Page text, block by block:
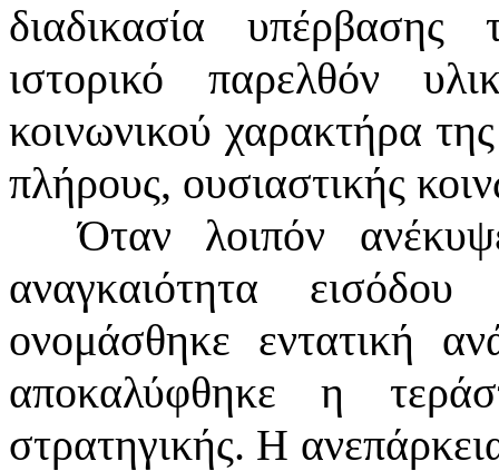
διαδικασία
ιστορικό παρελθόν
κοινωνικού χαρακτήρα
πλήρους, ουσιαστικής
Όταν λοιπόν
αναγκαιότητα
ονομάσθηκε εντατική
αποκαλύφθηκε η
στρατηγικής. Η